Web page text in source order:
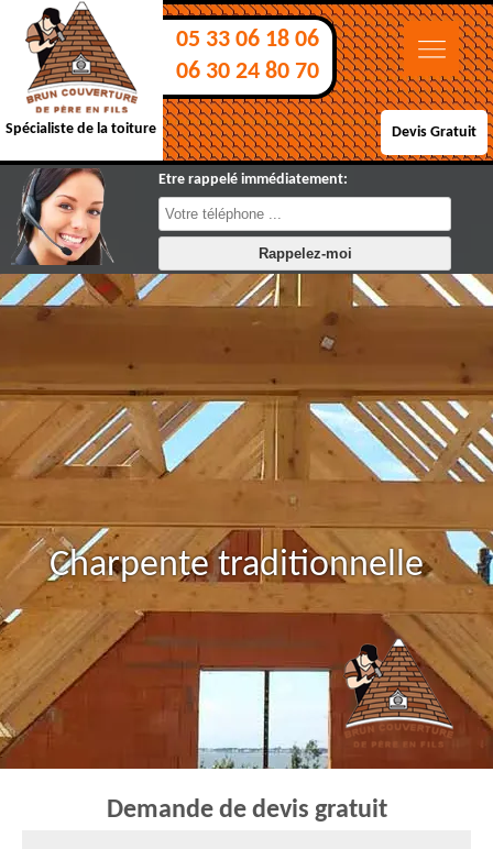
Spécialiste de la toiture
05 33 06 18 06
06 30 24 80 70
Devis Gratuit
Etre rappelé immédiatement:
Charpente traditionnelle
Demande de devis gratuit